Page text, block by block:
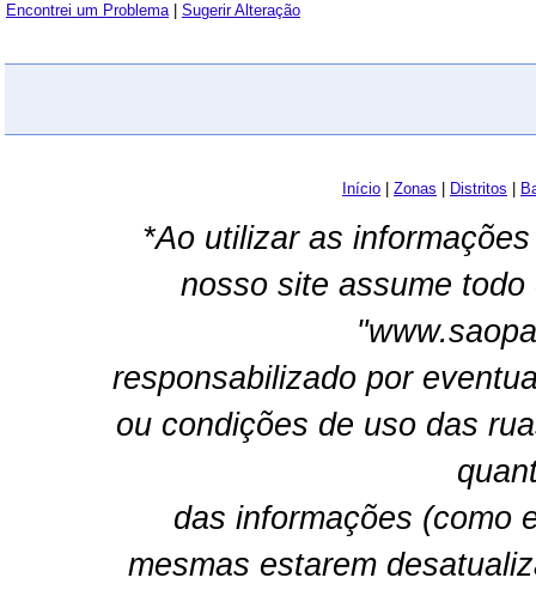
Encontrei um Problema| Sugerir Alteração
Início Zonas Distritos
*Ao utilizar as
nosso site assume
responsabilizado por
ou condições de uso das
das informações (como
mesmas estarem